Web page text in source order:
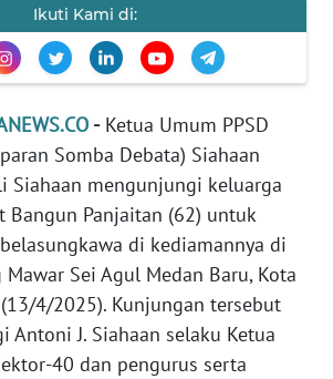
Ikuti Kami di:
-Ketua Umum PPSD
Somba Debata) Siahaan
Siahaan mengunjungi keluarga
Bangun Panjaitan (62) untuk
di kediamannya di
Mawar Sei Agul Medan Baru, Kota
4/2025). Kunjungan tersebut
J. Siahaan selaku Ketua
40 dan pengurus serta